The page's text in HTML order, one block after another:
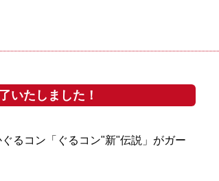
いたしました！
るコン「ぐるコン"新"伝説」がガー